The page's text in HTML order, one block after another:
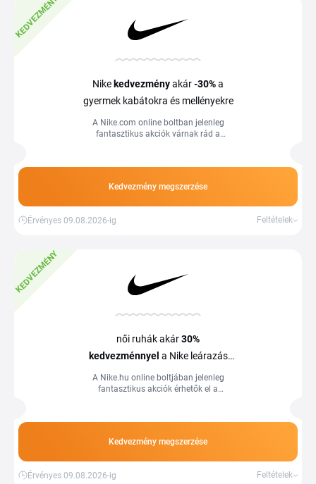
KEDVEZMÉNY
Nike kedvezményakár-30%a
gyermek kabátokra és mellényekre
A Nike.com online boltban jelenleg
fantasztikus akciók várnak rád a
Kedvezmény megszerzése
Érvényes 09.08.2026-ig Feltételek
KEDVEZMÉNY
női ruhák akár30%
kedvezménnyel a Nike leárazás
alatt
A Nike.hu online boltjában jelenleg
fantasztikus akciók érhetők el a
Kedvezmény megszerzése
Érvényes 09.08.2026-ig Feltételek